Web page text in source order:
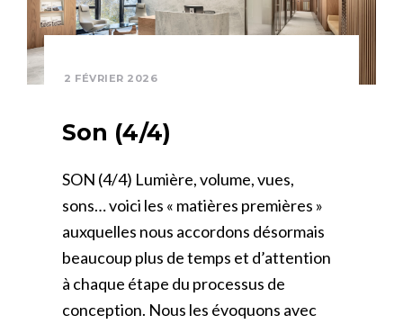
2 FÉVRIER 2026
Son (4/4)
SON (4/4) Lumière, volume, vues,
sons… voici les « matières premières »
auxquelles nous accordons désormais
beaucoup plus de temps et d’attention
à chaque étape du processus de
conception. Nous les évoquons avec